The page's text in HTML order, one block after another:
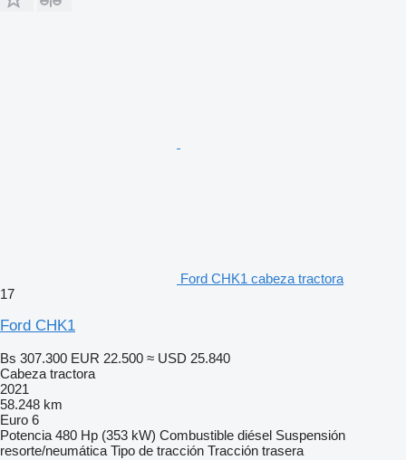
Ford CHK1 cabeza tractora
17
Ford CHK1
Bs 307.300 EUR 22.500 ≈ USD 25.840
Cabeza tractora
2021
58.248 km
Euro 6
Potencia 480 Hp (353 kW) Combustible diésel Suspensión
resorte/neumática Tipo de tracción Tracción trasera